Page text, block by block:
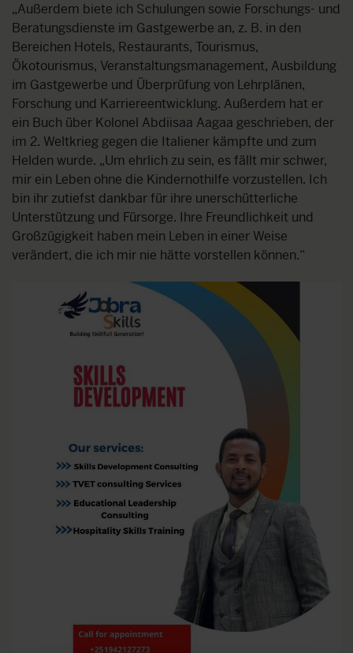
„Außerdem biete ich Schulungen sowie Forschungs- und
Beratungsdienste im Gastgewerbe an, z. B. in den
Bereichen Hotels, Restaurants, Tourismus,
Ökotourismus, Veranstaltungsmanagement, Ausbildung
im Gastgewerbe und Überprüfung von Lehrplänen,
Forschung und Karriereentwicklung. Außerdem hat er
ein Buch über Kolonel Abdiisaa Aagaa geschrieben, der
im 2. Weltkrieg gegen die Italiener kämpfte und zum
Helden wurde. „Um ehrlich zu sein, es fällt mir schwer,
mir ein Leben ohne die Kindernothilfe vorzustellen. Ich
bin ihr zutiefst dankbar für ihre unerschütterliche
Unterstützung und Fürsorge. Ihre Freundlichkeit und
Großzügigkeit haben mein Leben in einer Weise
verändert, die ich mir nie hätte vorstellen können.“